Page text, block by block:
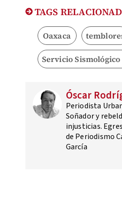
TAGS
Oaxaca
Servicio Sismológico
Óscar
Periodista
Soñador y
injusticias.
de Periodismo
García